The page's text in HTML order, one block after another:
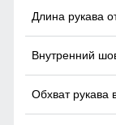
ветра, что